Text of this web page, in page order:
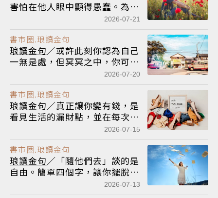
害怕在他人眼中顯得愚蠢。為了
迎合「他人」的苛刻標準而拚命
2026-07-21
書市圈.琅讀金句
琅讀金句／或許此刻你認為自己
一無是處，但冥冥之中，你可能
就會成為某個人或某件事的重要
2026-07-20
書市圈.琅讀金句
琅讀金句／真正讓你變有錢，是
看見生活的漏財點，並在每次
2026-07-15
書市圈.琅讀金句
琅讀金句／「隨他們去」談的是
自由。簡單四個字，讓你擺脫他
2026-07-13